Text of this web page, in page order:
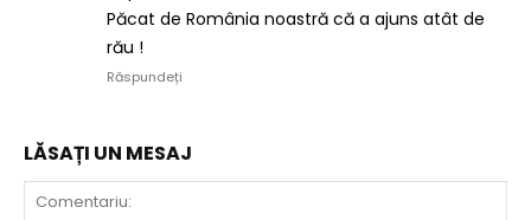
Păcat de România noastră că a ajuns atât de
rău !
Răspundeți
LĂSAȚI UN MESAJ